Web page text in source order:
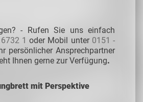
- Rufen Sie uns einfach
1 oder Mobil unter 0151 -
persönlicher Ansprechpartner
Ihnen gerne zur Verfügung.
mit Perspektive